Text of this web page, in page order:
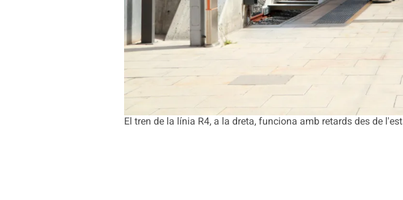
El tren de la línia R4, a la dreta, funciona amb retards des de